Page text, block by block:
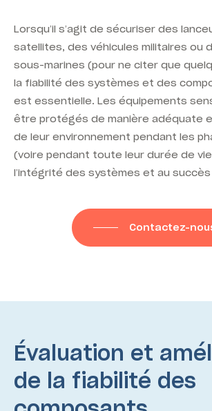
Lorsqu’il s’agit de sécuriser des
satellites, des véhicules militaires ou
sous-marines (pour ne citer que
la fiabilité des systèmes et des
est essentielle. Les équipements
être protégés de manière adéquate
de leur environnement pendant les
(voire pendant toute leur durée de
l’intégrité des systèmes et au
Contactez-
Évaluation et
de la fiabilité des